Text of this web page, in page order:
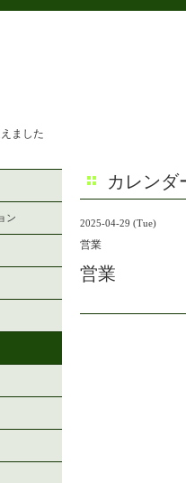
ました
カレンダ
2025-04-29 (Tue)
営業
営業
ン